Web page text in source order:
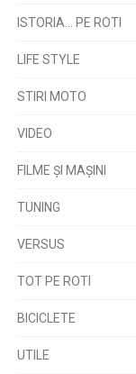
ISTORIA... PE ROTI
LIFE STYLE
STIRI MOTO
VIDEO
FILME ŞI MAŞINI
TUNING
VERSUS
TOT PE ROTI
BICICLETE
UTILE